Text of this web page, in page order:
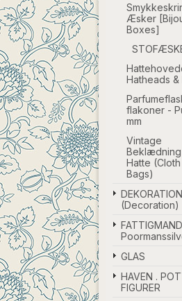
Æsker
Boxes]
Hatheads &
flakoner -
mm
Vintage
Hatte (Cloth
Bags)
DEKORATION
(Decoration)
GLAS
HAVEN .
FIGURER